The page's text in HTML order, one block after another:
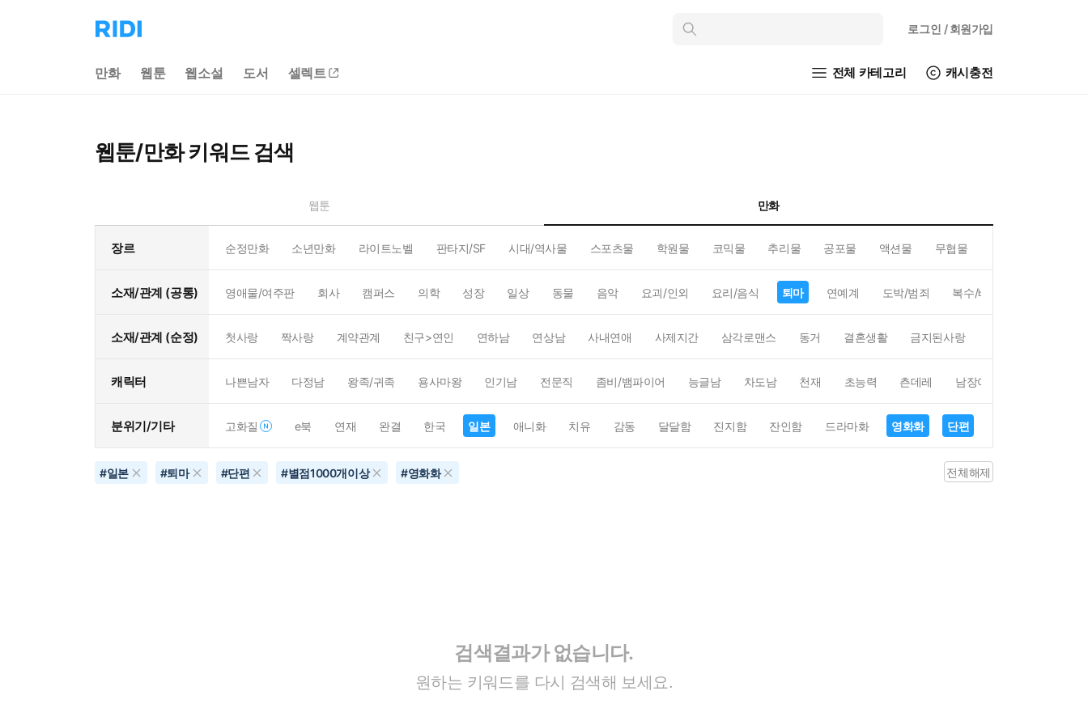
리
디
으
인
로그인 / 회원가입
만화 웹툰 웹소설 도서 셀렉트 전체 카테고리 캐시충전
웹툰/만화 키워드 검색
웹툰 만화
장르 순정만화 소년만화 라이트노벨 판타지/SF 시대/역사물 스포츠물 학원물 코믹물 추리물 공포물 액션물 무협물
소재/관계 (공통) 영애물/여주판 회사 캠퍼스 의학 성장 일상 동물 음악 요괴/인외 요리/음식 퇴마 연예계 도박/범죄 복수/배신
소재/관계 (순정) 첫사랑 짝사랑 계약관계 친구>연인 연하남 연상남 사내연애 사제지간 삼각로맨스 동거 결혼생활 금지된사랑
캐릭터 나쁜남자 다정남 왕족/귀족 용사마왕 인기남 전문직 좀비/뱀파이어 능글남 차도남 천재 초능력 츤데레 남장여자
분위기/기타 고화질 e북 연재 완결 한국 일본 애니화 치유 감동 달달함 진지함 잔인함 드라마화 영화화 단편
#일본 #퇴마 #단편 #별점1000개이상 #영화화 전체해제
검색결과가 없습니다.
원하는 키워드를 다시 검색해 보세요.